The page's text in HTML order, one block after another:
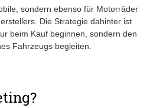
sondern ebenso für Motorräder
Die Strategie dahinter ist
beim Kauf beginnen, sondern den
Fahrzeugs begleiten.